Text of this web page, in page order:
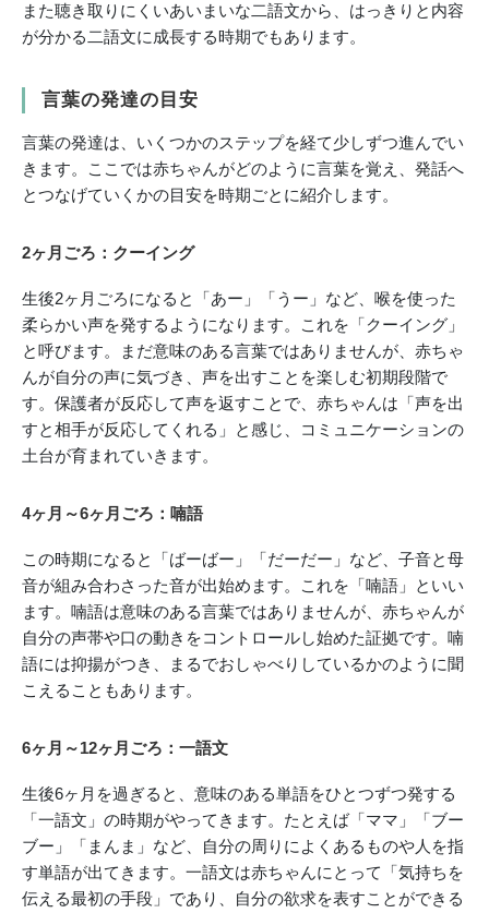
また聴き取りにくいあいまいな二語文から、はっきりと内容
が分かる二語文に成長する時期でもあります。
言葉の発達の目安
言葉の発達は、いくつかのステップを経て少しずつ進んでい
きます。ここでは赤ちゃんがどのように言葉を覚え、発話へ
とつなげていくかの目安を時期ごとに紹介します。
2ヶ月ごろ：クーイング
生後2ヶ月ごろになると「あー」「うー」など、喉を使った
柔らかい声を発するようになります。これを「クーイング」
と呼びます。まだ意味のある言葉ではありませんが、赤ちゃ
んが自分の声に気づき、声を出すことを楽しむ初期段階で
す。保護者が反応して声を返すことで、赤ちゃんは「声を出
すと相手が反応してくれる」と感じ、コミュニケーションの
土台が育まれていきます。
4ヶ月～6ヶ月ごろ：喃語
この時期になると「ばーばー」「だーだー」など、子音と母
音が組み合わさった音が出始めます。これを「喃語」といい
ます。喃語は意味のある言葉ではありませんが、赤ちゃんが
自分の声帯や口の動きをコントロールし始めた証拠です。喃
語には抑揚がつき、まるでおしゃべりしているかのように聞
こえることもあります。
6ヶ月～12ヶ月ごろ：一語文
生後6ヶ月を過ぎると、意味のある単語をひとつずつ発する
「一語文」の時期がやってきます。たとえば「ママ」「ブー
ブー」「まんま」など、自分の周りによくあるものや人を指
す単語が出てきます。一語文は赤ちゃんにとって「気持ちを
伝える最初の手段」であり、自分の欲求を表すことができる